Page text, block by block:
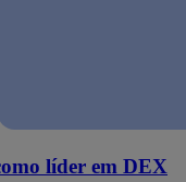
líder em DEX